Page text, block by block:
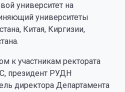
университет на
университеты
Китая, Киргизии,
к участникам ректората
президент РУДН
директора Департамента